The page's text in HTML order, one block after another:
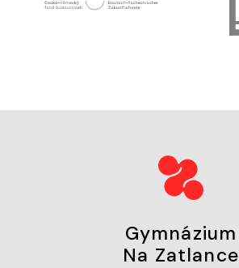
Gymnázium
Na Zatlance